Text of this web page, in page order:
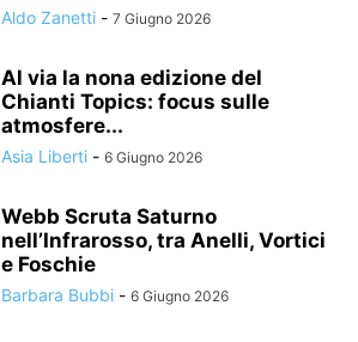
Aldo Zanetti - 7 Giugno 2026
Al via la nona edizione del
Chianti Topics: focus sulle
atmosfere...
Asia Liberti - 6 Giugno 2026
Webb Scruta Saturno
nell’Infrarosso, tra Anelli, Vortici
e Foschie
Barbara Bubbi - 6 Giugno 2026